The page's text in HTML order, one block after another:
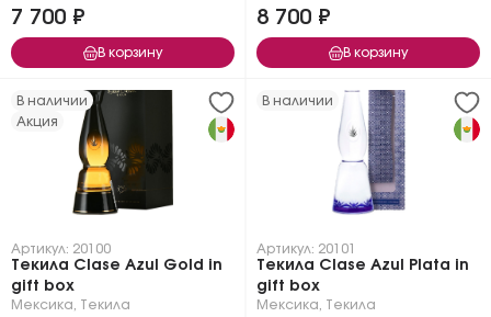
7 700 ₽
В корзину
8 700 ₽
В корзину
В наличии
Акция
Артикул: 20100
Текила Clase Azul Gold in
gift box
Мексика Текила
В наличии
Артикул: 20101
Текила Clase Azul Plata in
gift box
Мексика Текила